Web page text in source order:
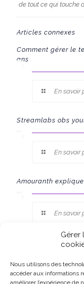
Gérer
Nous utilisons des
accéder aux informations
améliorer l’expérience de
de tout ce qui touche
Articles connexes
Comment gérer le
ans
En savoir
Streamlabs obs
En savoir
Amouranth
En savoir
Ce site participe au